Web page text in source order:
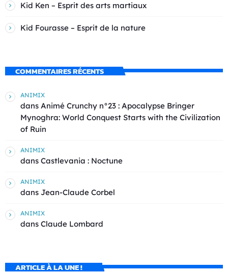
Kid Ken – Esprit des arts martiaux
Kid Fourasse – Esprit de la nature
COMMENTAIRES RÉCENTS
ANIMIX
dans Animé Crunchy n°23 : Apocalypse Bringer
Mynoghra: World Conquest Starts with the Civilization
of Ruin
ANIMIX
dans Castlevania : Noctune
ANIMIX
dans Jean-Claude Corbel
ANIMIX
dans Claude Lombard
ARTICLE À LA UNE !